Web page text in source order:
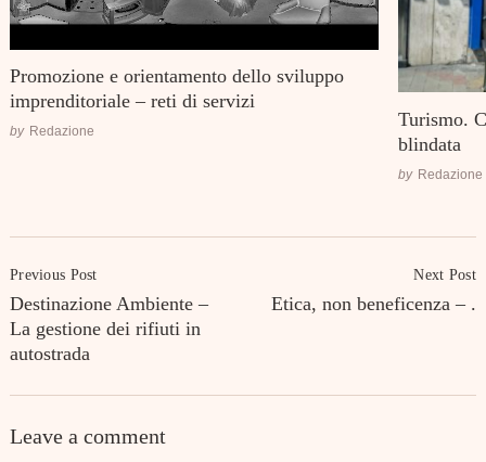
Promozione e orientamento dello sviluppo
imprenditoriale – reti di servizi
by Redazione
Turismo.
blindata
by Redazione
Navigation
Previous Post
Destinazione Ambiente –
La gestione dei rifiuti in
autostrada
Next Post
Etica, non beneficenza – .
Leave a comment